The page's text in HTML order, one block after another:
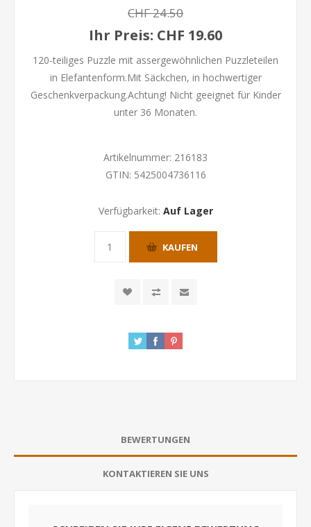
CHF 24.50
Ihr Preis: CHF 19.60
120-teiliges Puzzle mit assergewöhnlichen Puzzleteilen
in Elefantenform.Mit Säckchen, in hochwertiger
Geschenkverpackung.Achtung! Nicht geeignet für Kinder
unter 36 Monaten.
Artikelnummer: 216183
GTIN: 5425004736116
Verfügbarkeit: Auf Lager
KAUFEN
BEWERTUNGEN
KONTAKTIEREN SIE UNS